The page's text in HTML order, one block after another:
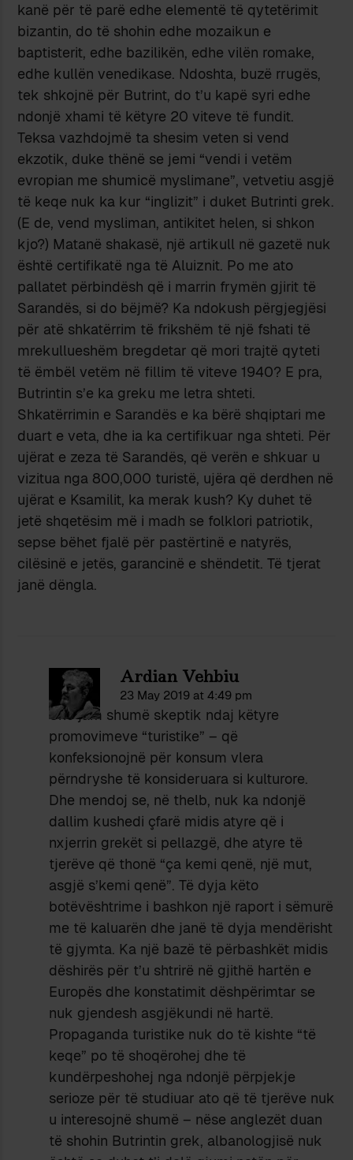
kanë për të parë edhe elementë të qytetërimit
bizantin, do të shohin edhe mozaikun e
baptisterit, edhe bazilikën, edhe vilën romake,
edhe kullën venedikase. Ndoshta, buzë rrugës,
tek shkojnë për Butrint, do t’u kapë syri edhe
ndonjë xhami të këtyre 20 viteve të fundit.
Teksa vazhdojmë ta shesim veten si vend
ekzotik, duke thënë se jemi “vendi i vetëm
evropian me shumicë myslimane”, vetvetiu asgjë
të keqe nuk ka kur “inglizit” i duket Butrinti grek.
(E de, vend mysliman, antikitet helen, si shkon
kjo?) Matanë shakasë, një artikull në gazetë nuk
është certifikatë nga të Aluiznit. Po me ato
pallatet përbindësh që i marrin frymën gjirit të
Sarandës, si do bëjmë? Ka ndokush përgjegjësi
për atë shkatërrim të frikshëm të një fshati të
mrekullueshëm bregdetar që mori trajtë qyteti
të ëmbël vetëm në fillim të viteve 1940? E pra,
Butrintin s’e ka greku me letra shteti.
Shkatërrimin e Sarandës e ka bërë shqiptari me
duart e veta, dhe ia ka certifikuar nga shteti. Për
ujërat e zeza të Sarandës, që verën e shkuar u
vizitua nga 800,000 turistë, ujëra që derdhen në
ujërat e Ksamilit, ka merak kush? Ky duhet të
jetë shqetësim më i madh se folklori patriotik,
sepse bëhet fjalë për pastërtinë e natyrës,
cilësinë e jetës, garancinë e shëndetit. Të tjerat
janë dëngla.
Ardian Vehbiu
23 May 2019 at 4:49 pm
Unë jam shumë skeptik ndaj këtyre
promovimeve “turistike” – që
konfeksionojnë për konsum vlera
përndryshe të konsideruara si kulturore.
Dhe mendoj se, në thelb, nuk ka ndonjë
dallim kushedi çfarë midis atyre që i
nxjerrin grekët si pellazgë, dhe atyre të
tjerëve që thonë “ça kemi qenë, një mut,
asgjë s’kemi qenë”. Të dyja këto
botëvështrime i bashkon një raport i sëmurë
me të kaluarën dhe janë të dyja mendërisht
të gjymta. Ka një bazë të përbashkët midis
dëshirës për t’u shtrirë në gjithë hartën e
Europës dhe konstatimit dëshpërimtar se
nuk gjendesh asgjëkundi në hartë.
Propaganda turistike nuk do të kishte “të
keqe” po të shoqërohej dhe të
kundërpeshohej nga ndonjë përpjekje
serioze për të studiuar ato që të tjerëve nuk
u interesojnë shumë – nëse anglezët duan
të shohin Butrintin grek, albanologjisë nuk